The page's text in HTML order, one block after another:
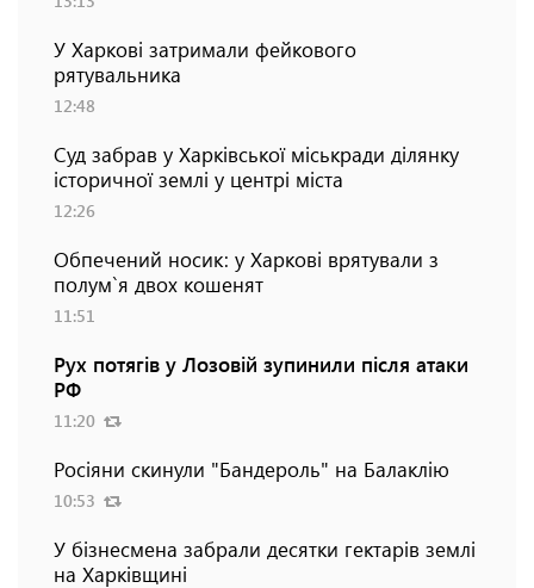
У Харкові затримали фейкового
рятувальника
12:48
Суд забрав у Харківської міськради ділянку
історичної землі у центрі міста
12:26
Обпечений носик: у Харкові врятували з
полум`я двох кошенят
11:51
Рух потягів у Лозовій зупинили після атаки
РФ
11:20
Росіяни скинули "Бандероль" на Балаклію
10:53
У бізнесмена забрали десятки гектарів землі
на Харківщині